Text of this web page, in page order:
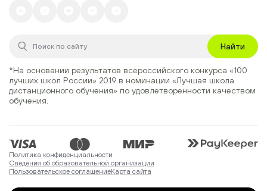
Найти
*На основании результатов всероссийского конкурса «100
лучших школ России» 2019 в номинации «Лучшая школа
дистанционного обучения» по удовлетворенности качеством
обучения.
Политика конфиденциальности
Сведения об образовательной организации
Пользовательское соглашениеКарта сайта